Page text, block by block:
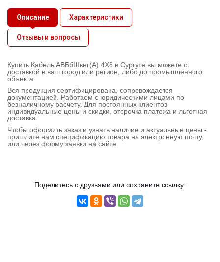
О
компании
Контактная
информация
Описание Характеристики
Отзывы и вопросы
Купить Кабель АВБбШвнг(А) 4X6 в Сургуте вы можете с
доставкой в ваш город или регион, либо до промышленного
объекта.
Вся продукция сертифицирована, сопровождается
документацией. Работаем с юридическими лицами по
безналичному расчету. Для постоянных клиентов
индивидуальные цены и скидки, отсрочка платежа и льготная
доставка.
Чтобы оформить заказ и узнать наличие и актуальные цены -
пришлите нам спецификацию товара на электронную почту,
или через форму заявки на сайте.
Поделитесь с друзьями или сохраните ссылку: